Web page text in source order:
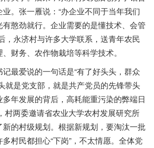
。张一雁说：“办企业不同于当年我们
憨劲就行。企业需要的是懂技术、会管
，永济村与许多大学联系，送青年农民
财务、农作物栽培等科学技术。
最爱说的一句话是“有了好头头，群众
就是党支部，就是共产党员的先锋带头
年发展的背后，高耗能重污染的弊端日
村两委邀请省农业大学农村发展研究所
的村级规划。根据新规划，要淘汰一批
村民都担心“下岗”，不太情愿。全体党